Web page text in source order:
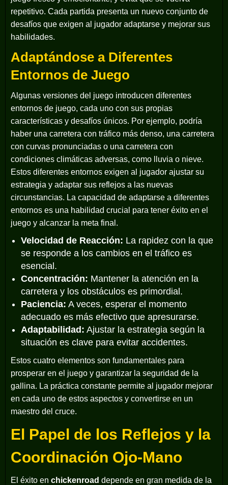
repetitivo. Cada partida presenta un nuevo conjunto de
desafíos que exigen al jugador adaptarse y mejorar sus
habilidades.
Adaptándose a Diferentes
Entornos de Juego
Algunas versiones del juego introducen diferentes
entornos de juego, cada uno con sus propias
características y desafíos únicos. Por ejemplo, podría
haber una carretera con tráfico más denso, una carretera
con curvas pronunciadas o una carretera con
condiciones climáticas adversas, como lluvia o nieve.
Estos diferentes entornos exigen al jugador ajustar su
estrategia y adaptar sus reflejos a las nuevas
circunstancias. La capacidad de adaptarse a diferentes
entornos es una habilidad crucial para tener éxito en el
juego y alcanzar la meta final.
Velocidad de Reacción: La rapidez con la que
se responde a los cambios en el tráfico es
esencial.
Concentración: Mantener la atención en la
carretera y los obstáculos es primordial.
Paciencia: A veces, esperar el momento
adecuado es más efectivo que apresurarse.
Adaptabilidad: Ajustar la estrategia según la
situación es clave para evitar accidentes.
Estos cuatro elementos son fundamentales para
prosperar en el juego y garantizar la seguridad de la
gallina. La práctica constante permite al jugador mejorar
en cada uno de estos aspectos y convertirse en un
maestro del cruce.
El Papel de los Reflejos y la
Coordinación Ojo-Mano
El éxito en chickenroad depende en gran medida de la